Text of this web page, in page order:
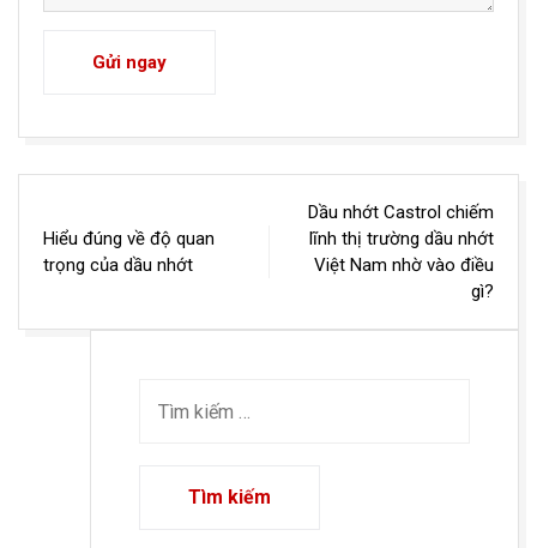
Gửi ngay
hướng
bài
Hiểu đúng về độ quan
trọng của dầu nhớt
Dầu nhớt Castrol chiếm
lĩnh thị trường dầu nhớt
Việt Nam nhờ vào điều
gì?